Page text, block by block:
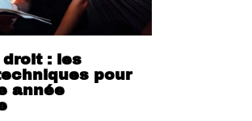
: les
pour
année